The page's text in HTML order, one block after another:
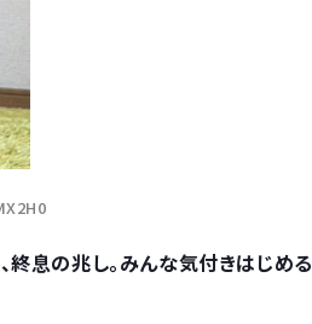
終息の兆し。みんな気付きはじめる